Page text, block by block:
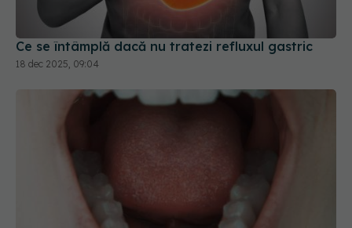
Ce se întâmplă dacă nu tratezi refluxul gastric
18 dec 2025, 09:04